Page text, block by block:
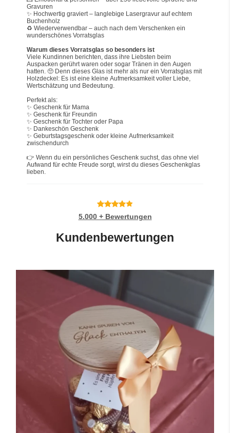
Gravuren
✨ Hochwertig graviert – langlebige Lasergravur auf echtem
Buchenholz
♻️ Wiederverwendbar – auch nach dem Verschenken ein
wunderschönes Vorratsglas
Warum dieses Vorratsglas so besonders ist
Viele Kundinnen berichten, dass ihre Liebsten beim
Auspacken gerührt waren oder sogar Tränen in den Augen
hatten. 🥺 Denn dieses Glas ist mehr als nur ein Vorratsglas mit
Holzdeckel: Es ist eine kleine Aufmerksamkeit voller Liebe,
Wertschätzung und Bedeutung.
Perfekt als:
✨ Geschenk für Mama
✨ Geschenk für Freundin
✨ Geschenk für Tochter oder Papa
✨ Dankeschön Geschenk
✨ Geburtstagsgeschenk oder kleine Aufmerksamkeit
zwischendurch
👉 Wenn du ein persönliches Geschenk suchst, das ohne viel
Aufwand für echte Freude sorgt, wirst du dieses Geschenkglas
lieben.
5.000 + Bewertungen
Kundenbewertungen